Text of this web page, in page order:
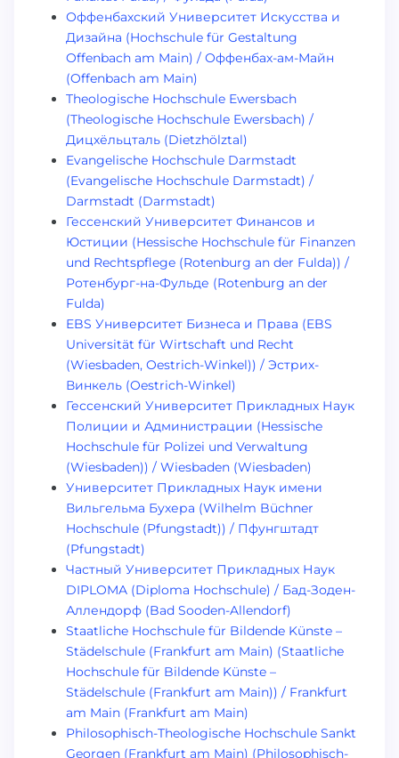
Оффенбахский Университет Искусства и
Дизайна (Hochschule für Gestaltung
Offenbach am Main) / Оффенбах-ам-Майн
(Offenbach am Main)
Theologische Hochschule Ewersbach
(Theologische Hochschule Ewersbach) /
Дицхёльцталь (Dietzhölztal)
Evangelische Hochschule Darmstadt
(Evangelische Hochschule Darmstadt) /
Darmstadt (Darmstadt)
Гессенский Университет Финансов и
Юстиции (Hessische Hochschule für Finanzen
und Rechtspflege (Rotenburg an der Fulda)) /
Ротенбург-на-Фульде (Rotenburg an der
Fulda)
EBS Университет Бизнеса и Права (EBS
Universität für Wirtschaft und Recht
(Wiesbaden, Oestrich-Winkel)) / Эстрих-
Винкель (Oestrich-Winkel)
Гессенский Университет Прикладных Наук
Полиции и Администрации (Hessische
Hochschule für Polizei und Verwaltung
(Wiesbaden)) / Wiesbaden (Wiesbaden)
Университет Прикладных Наук имени
Вильгельма Бухера (Wilhelm Büchner
Hochschule (Pfungstadt)) / Пфунгштадт
(Pfungstadt)
Частный Университет Прикладных Наук
DIPLOMA (Diploma Hochschule) / Бад-Зоден-
Аллендорф (Bad Sooden-Allendorf)
Staatliche Hochschule für Bildende Künste –
Städelschule (Frankfurt am Main) (Staatliche
Hochschule für Bildende Künste –
Städelschule (Frankfurt am Main)) / Frankfurt
am Main (Frankfurt am Main)
Philosophisch-Theologische Hochschule Sankt
Georgen (Frankfurt am Main) (Philosophisch-